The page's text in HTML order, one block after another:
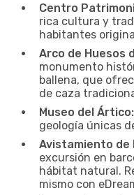
Centro
rica cultura y
habitantes
Arco de Huesos
monumento
ballena, que
de caza
Museo del Ártico:
geología únicas
Avistamiento de
excursión en
hábitat natural.
mismo con